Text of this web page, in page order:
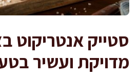
סטייק אנטריקוט
מדויקת ועשיר